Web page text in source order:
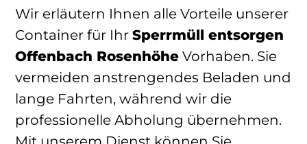
Wir erläutern Ihnen alle Vorteile unserer
Container für Ihr Sperrmüll entsorgen
Offenbach Rosenhöhe Vorhaben. Sie
vermeiden anstrengendes Beladen und
lange Fahrten, während wir die
professionelle Abholung übernehmen.